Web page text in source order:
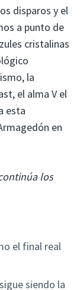
disparos y el
a punto de
cristalinas
la
el alma V el
esta
en
los
el final real
siendo la